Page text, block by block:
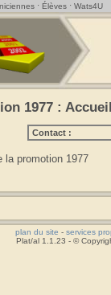
· Élèves · Wats4U
1977 :
Contact :
la promotion 1977
plan du site - services
Plat/al 1.1.23 - ©